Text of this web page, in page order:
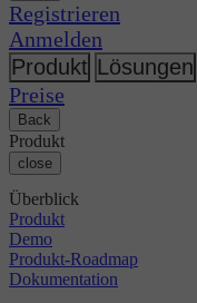
GitHub
GitLab
Bitbucket
AWS
GCP
Azure
Kubernetes
Kontinuierliche Integration
Mobile
KI
Release-Orchestrierung
Sicherheit & Compliance
Enterprise
KMU
Startup
Podcast
Blog
Themen
Changelog
Veranstaltungen
Diskussionsforum
Open Source
CircleCI vs GitHub Actions
CircleCI vs Harness
CircleCI vs Harness
CircleCI vs Jenkins
CircleCI vs Bitrise
Über uns
Partner
Newsroom
Registrieren
Anmelden
Produkt Lösungen
Preise
Back
Produkt
close
Überblick
Produkt
Demo
Produkt-Roadmap
Dokumentation